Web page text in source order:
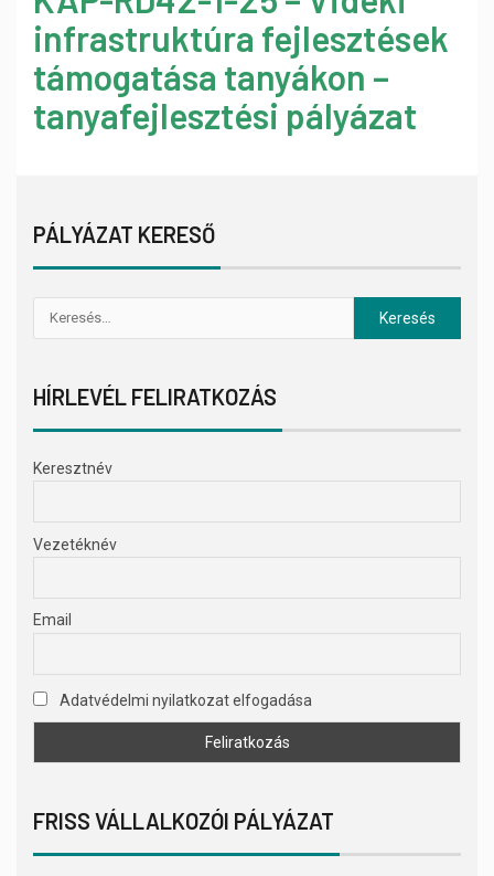
infrastruktúra fejlesztések
támogatása tanyákon –
tanyafejlesztési pályázat
PÁLYÁZAT KERESŐ
HÍRLEVÉL FELIRATKOZÁS
Keresztnév
Vezetéknév
Email
Adatvédelmi nyilatkozat elfogadása
FRISS VÁLLALKOZÓI PÁLYÁZAT